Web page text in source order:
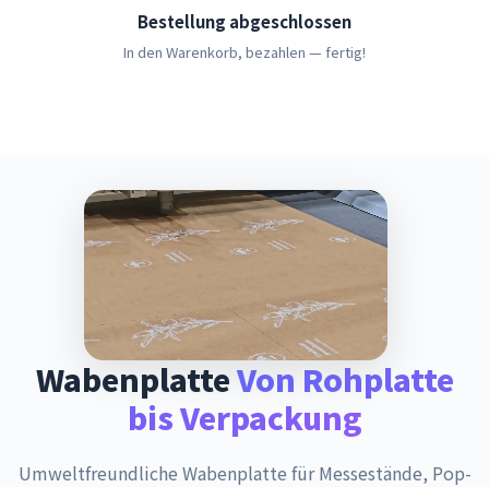
Bestellung abgeschlossen
In den Warenkorb, bezahlen — fertig!
WabenplatteVon Rohplatte
bis Verpackung
Umweltfreundliche Wabenplatte für Messestände, Pop-